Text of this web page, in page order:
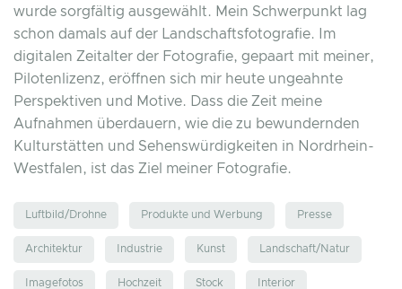
wurde sorgfältig ausgewählt. Mein Schwerpunkt lag
schon damals auf der Landschaftsfotografie. Im
digitalen Zeitalter der Fotografie, gepaart mit meiner,
Pilotenlizenz, eröffnen sich mir heute ungeahnte
Perspektiven und Motive. Dass die Zeit meine
Aufnahmen überdauern, wie die zu bewundernden
Kulturstätten und Sehenswürdigkeiten in Nordrhein-
Westfalen, ist das Ziel meiner Fotografie.
Luftbild/Drohne Produkte und Werbung Presse
Architektur Industrie Kunst Landschaft/Natur
Imagefotos Hochzeit Stock Interior